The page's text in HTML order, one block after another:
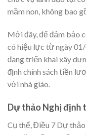
mầm non, không bao
Mới đây, để đảm bảo
có hiệu lực từ ngày
đang triển khai xây
định chính sách tiền
với nhà giáo.
Dự thảo Nghị định
Cụ thể, Điều 7 Dự